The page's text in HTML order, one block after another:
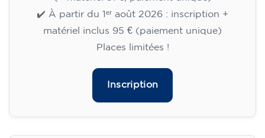
adolescents de 13 à 16 ans -
niveau A2 - MARDI 17h30-
75